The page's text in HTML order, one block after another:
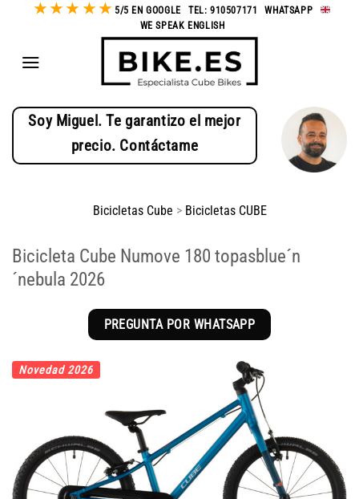
★★ ★ ★★ 5/5 EN GOOGLE TEL: 910507171 -WHATSAPP
WE SPEAK ENGLISH
Soy Miguel. Te garantizo el mejor
precio. Contáctame
Bicicletas Cube > Bicicletas CUBE
Bicicleta Cube Numove 180 topasblue´n
´nebula 2026
PREGUNTA POR WHATSAPP
Novedad 2026